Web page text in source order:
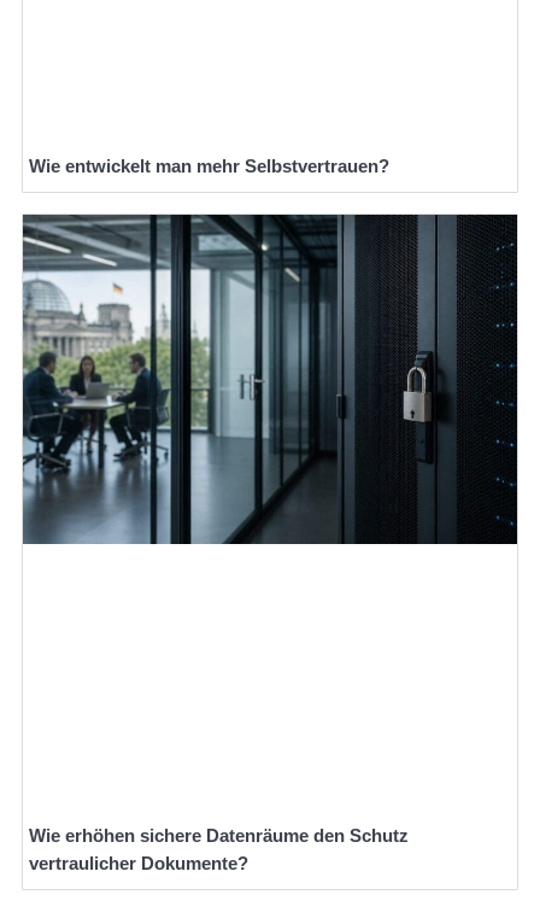
Wie entwickelt man mehr Selbstvertrauen?
Wie erhöhen sichere Datenräume den Schutz
vertraulicher Dokumente?